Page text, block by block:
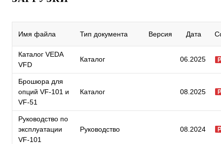
Имя файла Тип документа Версия Дата
Каталог VEDA
VFD
Каталог 06.2025
Брошюра для
опций VF-101 и
VF-51
Каталог 08.2025
Руководство по
эксплуатации
VF-101
Руководство 08.2024